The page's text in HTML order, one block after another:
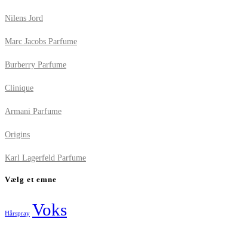
Nilens Jord
Marc Jacobs Parfume
Burberry Parfume
Clinique
Armani Parfume
Origins
Karl Lagerfeld Parfume
Vælg et emne
Hårspray Voks